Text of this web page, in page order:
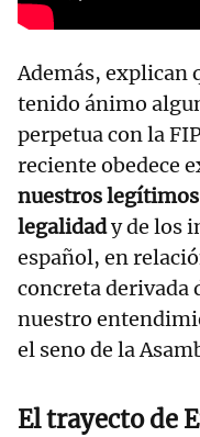
Además, explican
tenido ánimo
perpetua con la
reciente obedece
nuestros legítimos
legalidady de los
español, en
concreta derivada
nuestro
el seno de la
El trayecto de